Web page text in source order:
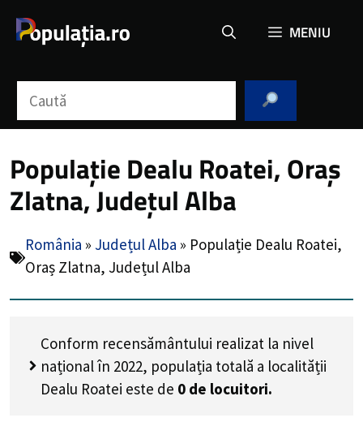
MENIU
Populație Dealu Roatei, Oraș
Zlatna, Județul Alba
România » Județul Alba » Populație Dealu Roatei,
Oraș Zlatna, Județul Alba
Conform recensământului realizat la nivel
național în 2022, populația totală a localității
Dealu Roatei este de 0 de locuitori.